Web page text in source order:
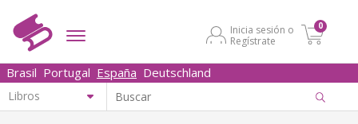
Inicia sesión o
Regístrate
0
Brasil Portugal España Deutschland